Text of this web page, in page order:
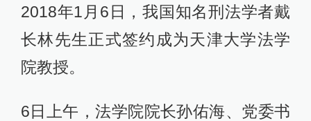
2018年1月6日，我国知名刑法学者戴
长林先生正式签约成为天津大学法学
院教授。
6日上午，法学院院长孙佑海、党委书